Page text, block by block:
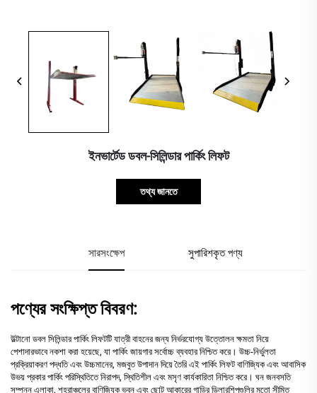
ইনভার্টেড ডবল-সিলিন্ডার পার্কিং লিফট
তথ্য জানতে
সারসংক্ষেপ সুপারিশকৃত পণ্য
পণ্যের সংক্ষিপ্ত বিবরণ:
উল্টানো ডবল সিলিন্ডার পার্কিং লিফটটি যাত্রী বাহনের জন্য নির্ভরযোগ্য উত্তোলন ক্ষমতা নিয়ে
পেশাদারভাবে নকশা করা হয়েছে, যা পার্কিং জায়গার সর্বোচ্চ ব্যবহার নিশ্চিত করে। উচ্চ-নির্ভুলতা
প্রক্রিয়াকরণ পদ্ধতি এবং উচ্চমানের, মজবুত উপাদান দিয়ে তৈরি এই পার্কিং লিফট বাণিজ্যিক এবং আবাসিক
উভয় প্রকার পার্কিং পরিস্থিতিতে নিরাপদ, স্থিতিশীল এবং মসৃণ কার্যকারিতা নিশ্চিত করে। ঘন জনবসতি
সম্পন্ন এলাকা, শহরাঞ্চলের বাণিজ্যিক ভবন এবং ছোট আকারের গাড়ির ডিলারশিপগুলির মতো সীমিত